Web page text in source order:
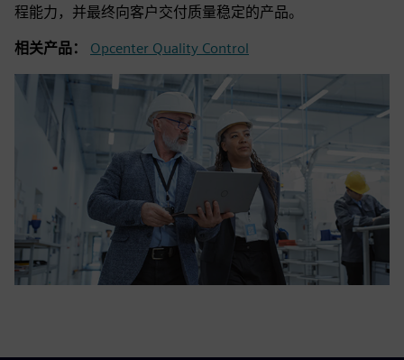
程能力，并最终向客户交付质量稳定的产品。
相关产品： Opcenter Quality Control